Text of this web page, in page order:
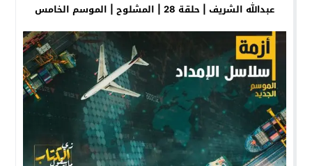
عبدالله الشريف | حلقة 28 | المشلوح | الموسم الخامس